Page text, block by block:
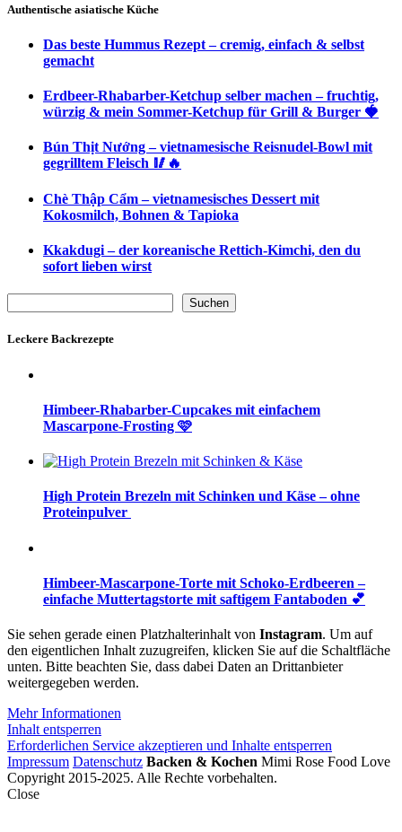
Authentische asiatische Küche
Das beste Hummus Rezept – cremig, einfach & selbst
gemacht
Erdbeer-Rhabarber-Ketchup selber machen – fruchtig,
würzig & mein Sommer-Ketchup für Grill & Burger 🍓
Bún Thịt Nướng – vietnamesische Reisnudel-Bowl mit
gegrilltem Fleisch 🥢🔥
Chè Thập Cẩm – vietnamesisches Dessert mit
Kokosmilch, Bohnen & Tapioka
Kkakdugi – der koreanische Rettich-Kimchi, den du
sofort lieben wirst
Suchen
Leckere Backrezepte
Himbeer-Rhabarber-Cupcakes mit einfachem
Mascarpone-Frosting 🩷
High Protein Brezeln mit Schinken und Käse – ohne
Proteinpulver
Himbeer-Mascarpone-Torte mit Schoko-Erdbeeren –
einfache Muttertagstorte mit saftigem Fantaboden 💕
Sie sehen gerade einen Platzhalterinhalt von Instagram. Um auf
den eigentlichen Inhalt zuzugreifen, klicken Sie auf die Schaltfläche
unten. Bitte beachten Sie, dass dabei Daten an Drittanbieter
weitergegeben werden.
Mehr Informationen
Inhalt entsperren
Erforderlichen Service akzeptieren und Inhalte entsperren
Impressum Datenschutz Backen & Kochen Mimi Rose Food Love
Copyright 2015-2025. Alle Rechte vorbehalten.
Close